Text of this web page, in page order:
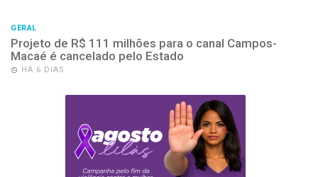
GERAL
Projeto de R$ 111 milhões para o canal Campos-
Macaé é cancelado pelo Estado
HÁ 6 DIAS